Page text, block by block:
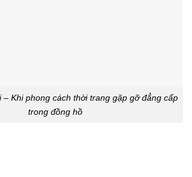
– Khi phong cách thời trang gặp gỡ đẳng cấp
trong đồng hồ